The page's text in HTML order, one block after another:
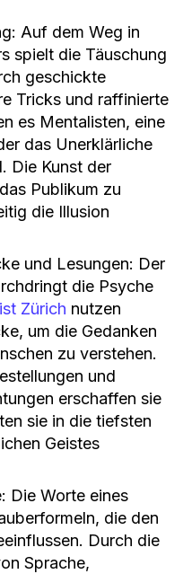
Auf dem Weg in
spielt die Täuschung
geschickte
Tricks und raffinierte
es Mentalisten, eine
das Unerklärliche
Die Kunst der
Publikum zu
die Illusion
und Lesungen: Der
die Psyche
Zürich nutzen
um die Gedanken
zu verstehen.
und
erschaffen sie
sie in die tiefsten
Geistes
Die Worte eines
die den
Durch die
Sprache,